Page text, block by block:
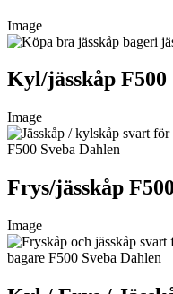
Image
Kyl/jässkåp F500
Image
Frys/jässkåp F500
Image